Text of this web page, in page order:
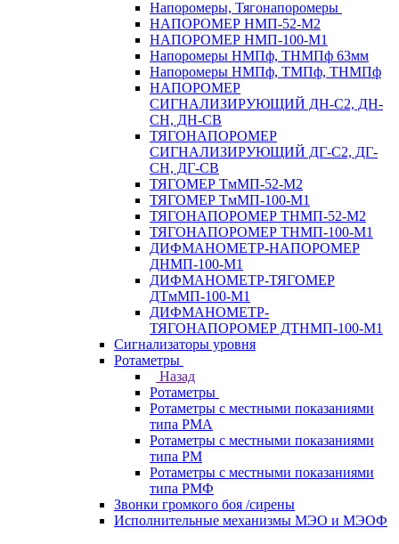
Напоромеры, Тягонапоромеры
НАПОРОМЕР НМП-52-М2
НАПОРОМЕР НМП-100-М1
Напоромеры НМПф, ТНМПф 63мм
Напоромеры НМПф, ТМПф, ТНМПф
НАПОРОМЕР
СИГНАЛИЗИРУЮЩИЙ ДН-С2, ДН-
СН, ДН-СВ
ТЯГОНАПОРОМЕР
СИГНАЛИЗИРУЮЩИЙ ДГ-С2, ДГ-
СН, ДГ-СВ
ТЯГОМЕР ТмМП-52-М2
ТЯГОМЕР ТмМП-100-М1
ТЯГОНАПОРОМЕР ТНМП-52-М2
ТЯГОНАПОРОМЕР ТНМП-100-М1
ДИФМАНОМЕТР-НАПОРОМЕР
ДНМП-100-М1
ДИФМАНОМЕТР-ТЯГОМЕР
ДТмМП-100-М1
ДИФМАНОМЕТР-
ТЯГОНАПОРОМЕР ДТНМП-100-М1
Сигнализаторы уровня
Ротаметры
Назад
Ротаметры
Ротаметры с местными показаниями
типа РМА
Ротаметры с местными показаниями
типа РМ
Ротаметры с местными показаниями
типа РМФ
Звонки громкого боя /сирены
Исполнительные механизмы МЭО и МЭОФ